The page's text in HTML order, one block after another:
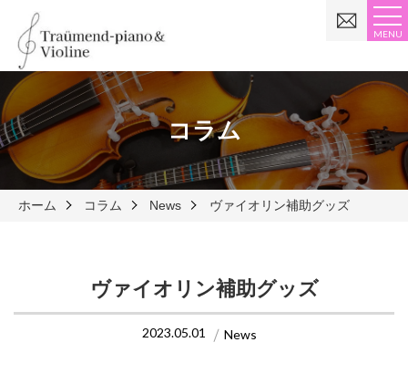
MENU
い
わ
せ
コラム
ホーム コラム News ヴァイオリン補助グッズ
ヴァイオリン補助グッズ
2023.05.01 News